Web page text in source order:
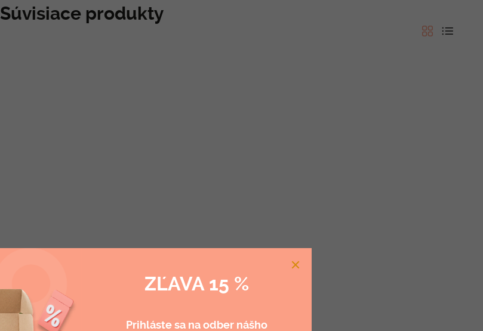
Súvisiace produkty
ZĽAVA 15 %
Prihláste sa na odber nášho